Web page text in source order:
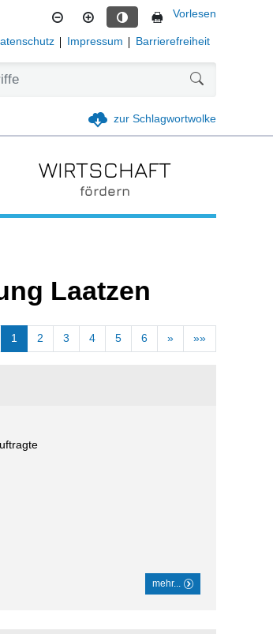
Kontrastmodus aktivieren
Vorlesen
Impressum Barrierefreiheit
zur Schlagwortwolke
WIRTSCHAFT
fördern
Laatzen
1 2 3 4 5 6 » »»
mehr...